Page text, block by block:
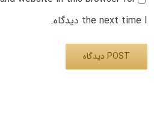
the next time I دیدگاه.